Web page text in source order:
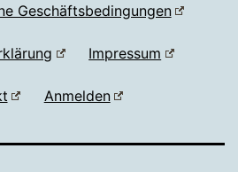
Geschäftsbedingungen
Impressum
Anmelden